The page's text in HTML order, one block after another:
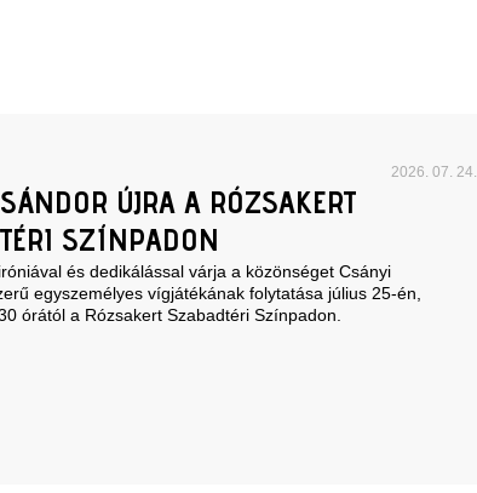
2026. 07. 24.
ÚJRA A RÓZSAKERT
SZÍNPADON
és dedikálással várja a közönséget Csányi
egyszemélyes vígjátékának folytatása július 25-én,
órától a Rózsakert Szabadtéri Színpadon.